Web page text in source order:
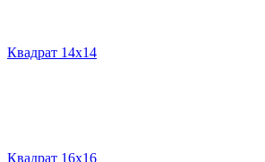
Квадрат 14х14
Квадрат 16х16